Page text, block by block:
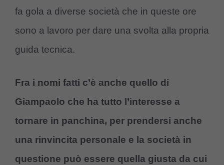
fa gola a diverse società che in queste ore
sono a lavoro per dare una svolta alla propria
guida tecnica.
Fra i nomi fatti c’è anche quello di
Giampaolo che ha tutto l’interesse a
tornare in panchina, per prendersi anche
una rinvincita personale e la società in
questione può essere quella giusta da cui